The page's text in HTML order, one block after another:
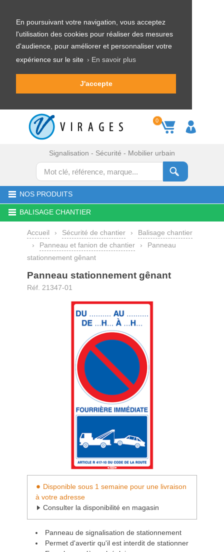
En poursuivant votre navigation, vous acceptez
l'utilisation des cookies pour réaliser des mesures
d'audience, pour améliorer et personnaliser votre
expérience sur le site › En savoir plus
J'accepte
0
Signalisation - Sécurité - Mobilier urbain
NOS PRODUITS
BALISAGE CHANTIER
Accueil › Sécurité de chantier ›
Balisage chantier
›
Panneau et fanion de chantier ›
Panneau
stationnement gênant
Panneau stationnement gênant
Réf. 21347-01
Disponible sous 1 semaine pour une livraison
à votre adresse
Consulter la disponibilité en magasin
Panneau de signalisation de stationnement
Permet d'avertir qu'il est interdit de stationner